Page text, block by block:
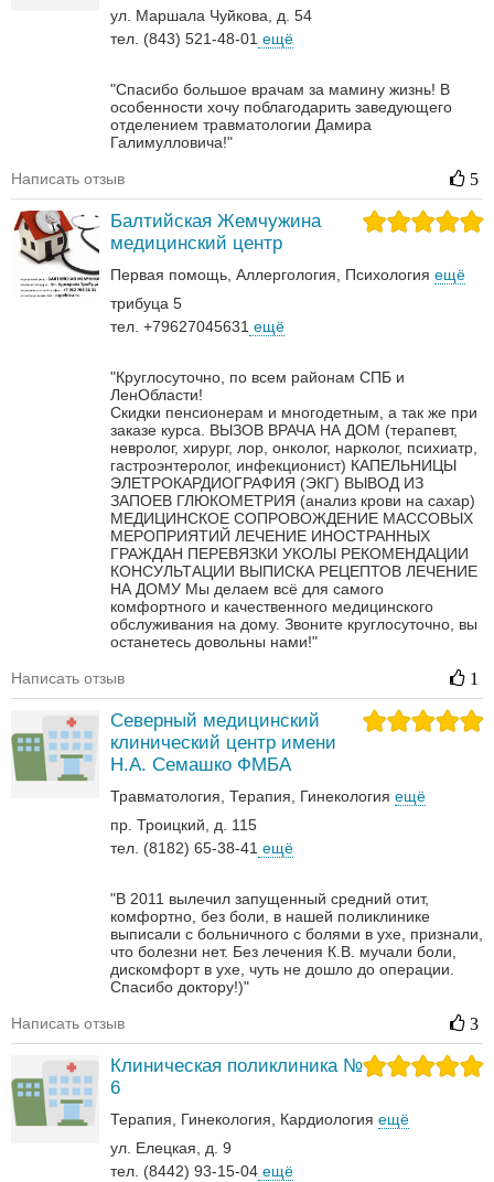
ул. Маршала Чуйкова, д. 54
тел. (843) 521-48-01 ещё
"Спасибо большое врачам за мамину жизнь! В
особенности хочу поблагодарить заведующего
отделением травматологии Дамира
Галимулловича!"
Написать отзыв 5
Балтийская Жемчужина
медицинский центр
Первая помощь Аллергология Психология ещё
трибуца 5
тел. +79627045631 ещё
"Круглосуточно, по всем районам СПБ и
ЛенОбласти!
Скидки пенсионерам и многодетным, а так же при
заказе курса. ВЫЗОВ ВРАЧА НА ДОМ (терапевт,
невролог, хирург, лор, онколог, нарколог, психиатр,
гастроэнтеролог, инфекционист) КАПЕЛЬНИЦЫ
ЭЛЕТРОКАРДИОГРАФИЯ (ЭКГ) ВЫВОД ИЗ
ЗАПОЕВ ГЛЮКОМЕТРИЯ (анализ крови на сахар)
МЕДИЦИНСКОЕ СОПРОВОЖДЕНИЕ МАССОВЫХ
МЕРОПРИЯТИЙ ЛЕЧЕНИЕ ИНОСТРАННЫХ
ГРАЖДАН ПЕРЕВЯЗКИ УКОЛЫ РЕКОМЕНДАЦИИ
КОНСУЛЬТАЦИИ ВЫПИСКА РЕЦЕПТОВ ЛЕЧЕНИЕ
НА ДОМУ Мы делаем всё для самого
комфортного и качественного медицинского
обслуживания на дому. Звоните круглосуточно, вы
останетесь довольны нами!"
Написать отзыв 1
Северный медицинский
клинический центр имени
Н.А. Семашко ФМБА
Травматология Терапия Гинекология ещё
пр. Троицкий, д. 115
тел. (8182) 65-38-41 ещё
"В 2011 вылечил запущенный средний отит,
комфортно, без боли, в нашей поликлинике
выписали с больничного с болями в ухе, признали,
что болезни нет. Без лечения К.В. мучали боли,
дискомфорт в ухе, чуть не дошло до операции.
Спасибо доктору!)"
Написать отзыв 3
Клиническая поликлиника №
6
Терапия Гинекология Кардиология ещё
ул. Елецкая, д. 9
тел. (8442) 93-15-04 ещё